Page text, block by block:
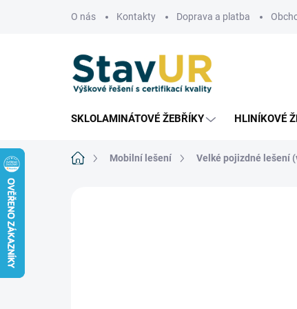
O nás Kontakty Doprava a platba
SKLOLAMINÁTOVÉ ŽEBŘÍKY HLINÍKOVÉ
Domů Mobilní lešení Velké pojizdné lešení